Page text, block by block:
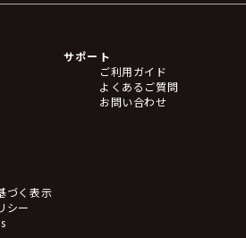
トラップ
ル・カード
ポスター
ー
サポート
ご利用ガイド
よくあるご質問
お問い合わせ
づく表示
シー